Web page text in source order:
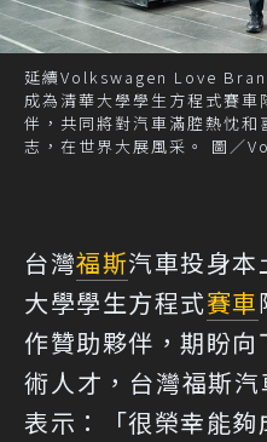
延續Volkswagen Love
成為清華大學學生方程式賽
伴，共同將對汽車滿腔熱忱和
志，在世界大展風采。 圖／
台灣福斯汽車投身
大學學生方程式賽車
作贊助夥伴，期盼
術人才，台灣福斯
表示：「很榮幸能